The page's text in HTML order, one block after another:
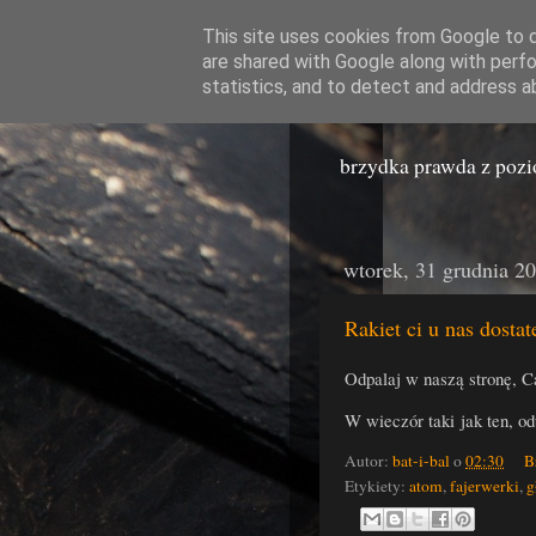
brzydka prawda z
wtorek, 31 grudnia
Rakiet ci u nas
Odpalaj w naszą stronę,
W wieczór taki jak ten,
Autor: bat-i-balo02:30
Etykiety: atom,fajerwerki,
This site uses cookies from Google to
are shared with Google along with
statistics, and to detect and address